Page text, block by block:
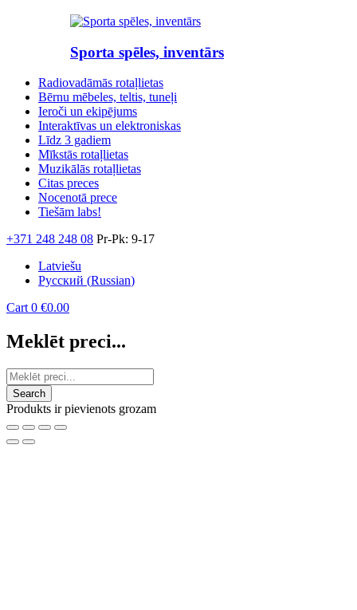
Sporta spēles, inventārs
Radiovadāmās rotaļlietas
Bērnu mēbeles, teltis, tuneļi
Ieroči un ekipējums
Interaktīvas un elektroniskas
Līdz 3 gadiem
Mīkstās rotaļlietas
Muzikālās rotaļlietas
Citas preces
Nocenotā prece
Tiešām labs!
+371 248 248 08 Pr-Pk: 9-17
Latviešu
Русский (Russian)
Cart 0 €0.00
Meklēt preci...
Produkts ir pievienots grozam